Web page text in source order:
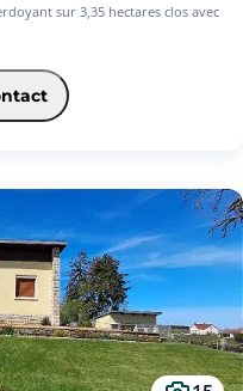
sur 3,35 hectares clos avec
maison de maître de 288 m²
sein d'une propriété arborée de
rivière en bordure, piscine et
pouvant accueillir des
vue sur l'étang,
par pompe à chaleur réversible,